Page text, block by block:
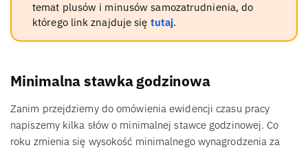
temat plusów i minusów samozatrudnienia, do
którego link znajduje się tutaj.
Minimalna stawka godzinowa
Zanim przejdziemy do omówienia ewidencji czasu pracy
napiszemy kilka słów o minimalnej stawce godzinowej. Co
roku zmienia się wysokość minimalnego wynagrodzenia za